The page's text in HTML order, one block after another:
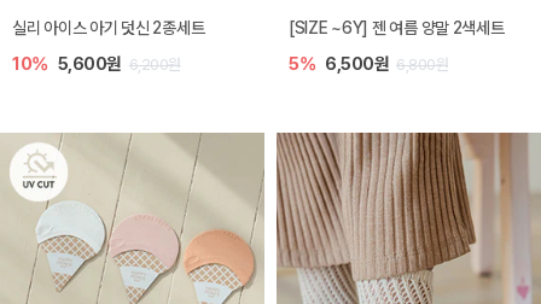
실리 아이스 아기 덧신 2종세트
10% 5,600원 6,200원
[SIZE ~6Y] 젠 여름 양말 2색세트
5% 6,500원 6,800원